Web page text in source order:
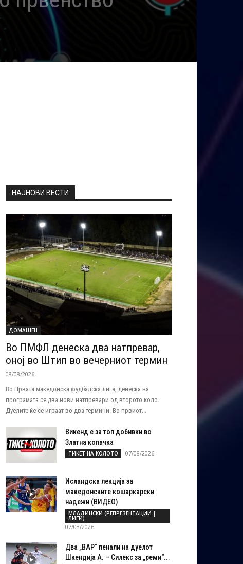
НАЈНОВИ ВЕСТИ
ДОМАШЕН
Во ПМФЛ денеска два натпревар,
оној во Штип во вечерниот термин
08/08/2026
Во Првата македонска фудбалска лига, денеска на
програмата се два нови натпревари од второто коло.
Дуелите ќе се играат во два термини. Во првиот...
Викенд е за топ добивки во
Златна копачка
ТИКЕТ НА КОЛОТО 07/08/2026
Исландска лекција за
македонските кошаркарски
надежи (ВИДЕО)
МЛАДИНСКИ (РЕПРЕЗЕНТАЦИИ |
ЛИГИ)
07/08/2026
Два „ВАР“ пенали на дуелот
Шкендија А. – Силекс за „реми“...